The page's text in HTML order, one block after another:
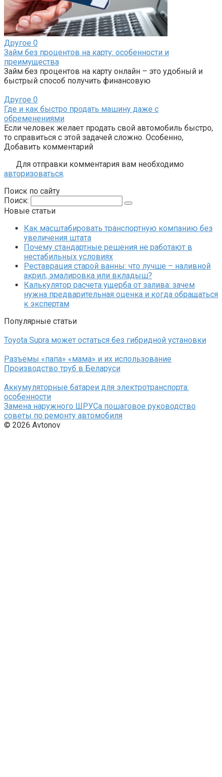
Другое 0
Займ без процентов на карту: особенности и
преимущества
Займ без процентов на карту онлайн – это удобный и
быстрый способ получить финансовую
Другое 0
Где и как быстро продать машину даже с
обременениями
Если человек желает продать свой автомобиль быстро,
то справиться с этой задачей сложно. Особенно,
Добавить комментарий
Для отправки комментария вам необходимо
авторизоваться.
Поиск по сайту
Поиск:
Новые статьи
Как масштабировать транспортную компанию без
увеличения штата
Почему стандартные решения не работают в
нестабильных условиях
Реставрация старой ванны: что лучше – наливной
акрил, эмалировка или вкладыш?
Калькулятор расчета ущерба от залива: зачем
нужна предварительная оценка и когда обращаться
к экспертам
Популярные статьи
Toyota Supra может остаться без гибридной установки
Разъемы «папа» «мама» и их использование
Производство труб в Беларуси
Аккумуляторные батареи для электротранспорта:
особенности
Замена наружного ШРУСа пошаговое руководство
советы по ремонту автомобиля
© 2026 Avtonov